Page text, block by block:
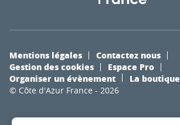
© Côte d'Azur France - 2026
Mentions légales
Contactez nous
Gestion des cookies
Espace Pro
Organiser un évènement
La boutique